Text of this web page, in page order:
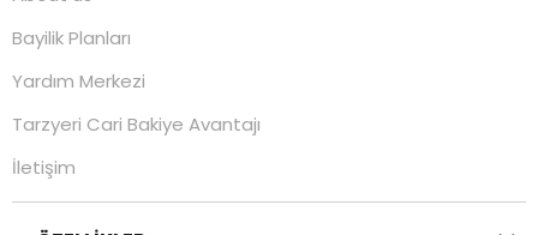
Bayilik Planları
Yardım Merkezi
Tarzyeri Cari Bakiye Avantajı
İletişim